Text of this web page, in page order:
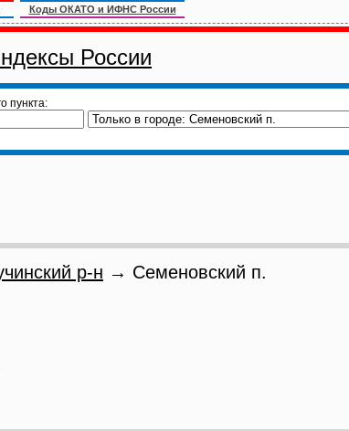
Коды ОКАТО и ИФНС России
России
пункта:
р-н → Семеновский п.